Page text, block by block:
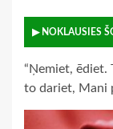
▶ NOKLAUSIES
“Ņemiet, ēdiet.
to dariet, Mani